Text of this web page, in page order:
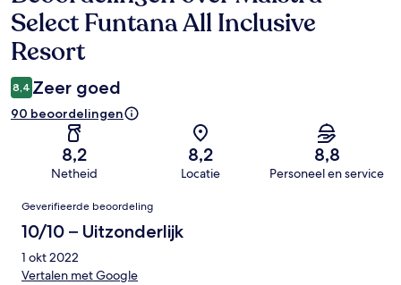
Select Funtana All Inclusive
Resort
8,4 Zeer goed
90 beoordelingen
8,2
Netheid
8,2
Locatie
8,8
Personeel en service
Beoordelingen
Geverifieerde beoordeling
10/10 – Uitzonderlijk
1 okt 2022
Vertalen met Google